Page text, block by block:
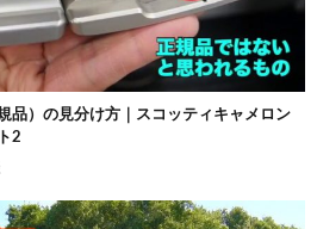
品）の見分け方｜スコッティキャメロン
2